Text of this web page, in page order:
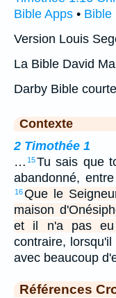
Bible Apps • Bible
Version Louis
La Bible David
Darby Bible
Contexte
2 Timothée 1
… 15Tu sais que
abandonné,
16Que le
maison
et il n'a pas eu
contraire,
avec beaucoup
Références